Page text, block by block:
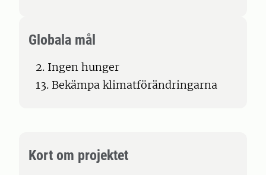
Globala mål
2. Ingen hunger
13. Bekämpa klimatförändringarna
Kort om projektet